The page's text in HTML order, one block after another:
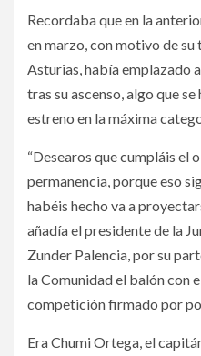
Recordaba que en la
en marzo, con motivo de
Asturias, había emplazado
tras su ascenso, algo que
estreno en la máxima
“Desearos que cumpláis el
permanencia, porque eso
habéis hecho va a
añadía el presidente de la
Zunder Palencia, por su
la Comunidad el balón con
competición firmado por
Era Chumi Ortega, el